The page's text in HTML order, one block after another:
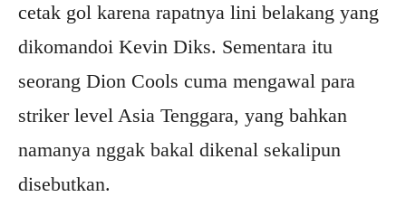
cetak gol karena rapatnya lini belakang yang
dikomandoi Kevin Diks. Sementara itu
seorang Dion Cools cuma mengawal para
striker level Asia Tenggara, yang bahkan
namanya nggak bakal dikenal sekalipun
disebutkan.